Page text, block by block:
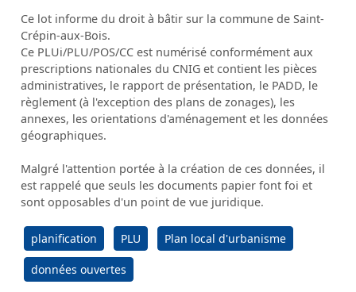
Ce lot informe du droit à bâtir sur la commune de Saint-
Crépin-aux-Bois.
Ce PLUi/PLU/POS/CC est numérisé conformément aux
prescriptions nationales du CNIG et contient les pièces
administratives, le rapport de présentation, le PADD, le
règlement (à l'exception des plans de zonages), les
annexes, les orientations d'aménagement et les données
géographiques.
Malgré l'attention portée à la création de ces données, il
est rappelé que seuls les documents papier font foi et
sont opposables d'un point de vue juridique.
planification PLU Plan local d'urbanisme
données ouvertes